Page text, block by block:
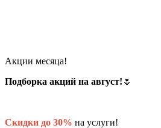
Акции месяца!
Подборка акций на август! 🌷
Скидки до 30% на услуги!